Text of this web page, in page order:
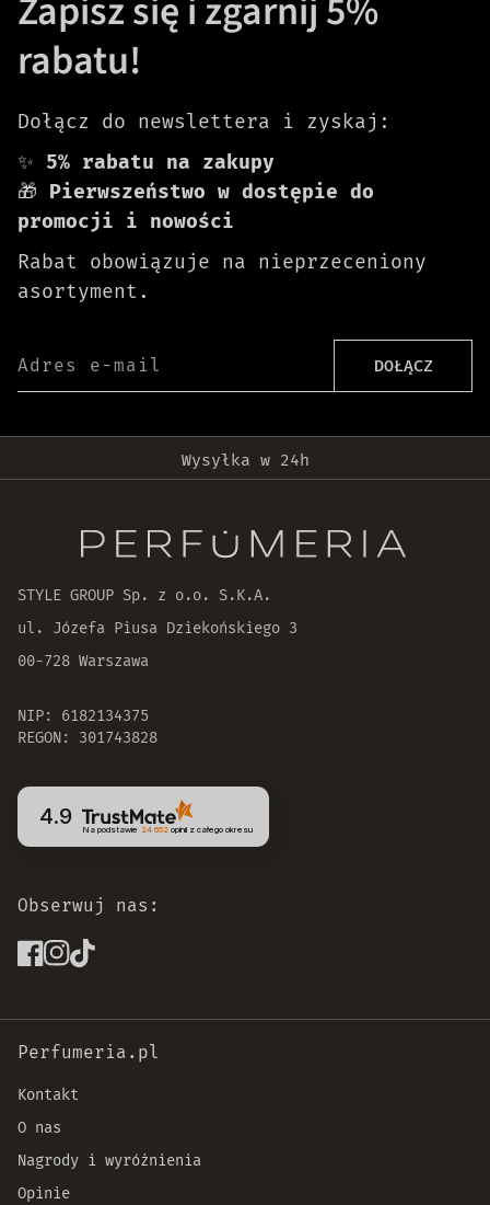
Zapisz się i zgarnij 5%
rabatu!
Dołącz do newslettera i zyskaj:
✨ 5% rabatu na zakupy
🎁 Pierwszeństwo w dostępie do
promocji i nowości
Rabat obowiązuje na nieprzeceniony
asortyment.
Adres e-mail DOŁĄCZ
Wysyłka w 24h
30 dni na zwrot zamówienia
STYLE GROUP Sp. z o.o. S.K.A.
ul. Józefa Piusa Dziekońskiego 3
00-728 Warszawa
NIP: 6182134375
REGON: 301743828
4.9
Na podstawie 24 652opinii z całego okresu
Obserwuj nas:
Perfumeria.pl
Kontakt
O nas
Nagrody i wyróżnienia
Opinie